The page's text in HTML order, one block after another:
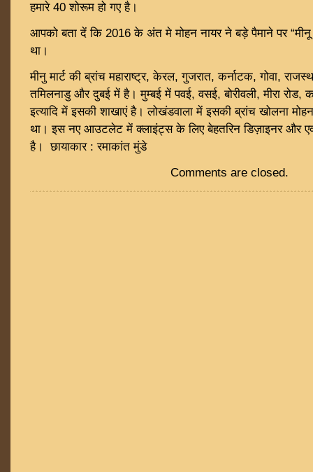
हमारे 40 शोरूम हो गए है।
आपको बता दें कि 2016 के अंत मे मोहन नायर ने बड़े पैमाने पर “मीनू
था।
मीनु मार्ट की ब्रांच महाराष्ट्र, केरल, गुजरात, कर्नाटक, गोवा,
तमिलनाडु और दुबई में है। मुम्बई में पवई, वसई, बोरीवली, मीरा रोड,
इत्यादि में इसकी शाखाएं है। लोखंडवाला में इसकी ब्रांच खोलना
था। इस नए आउटलेट में क्लाइंट्स के लिए बेहतरिन डिज़ाइनर और
है। छायाकार : रमाकांत मुंडे
Comments are closed.